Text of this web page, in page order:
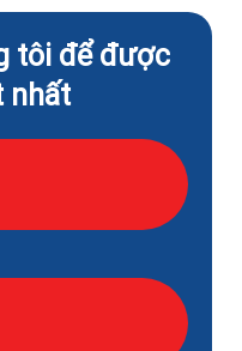
tôi để được
nhất